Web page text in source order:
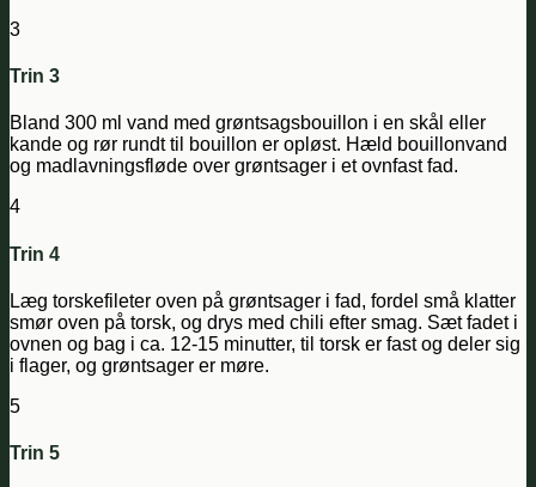
3
Trin 3
Bland 300 ml vand med grøntsagsbouillon i en skål eller
kande og rør rundt til bouillon er opløst. Hæld bouillonvand
og madlavningsfløde over grøntsager i et ovnfast fad.
4
Trin 4
Læg torskefileter oven på grøntsager i fad, fordel små klatter
smør oven på torsk, og drys med chili efter smag. Sæt fadet i
ovnen og bag i ca. 12-15 minutter, til torsk er fast og deler sig
i flager, og grøntsager er møre.
5
Trin 5